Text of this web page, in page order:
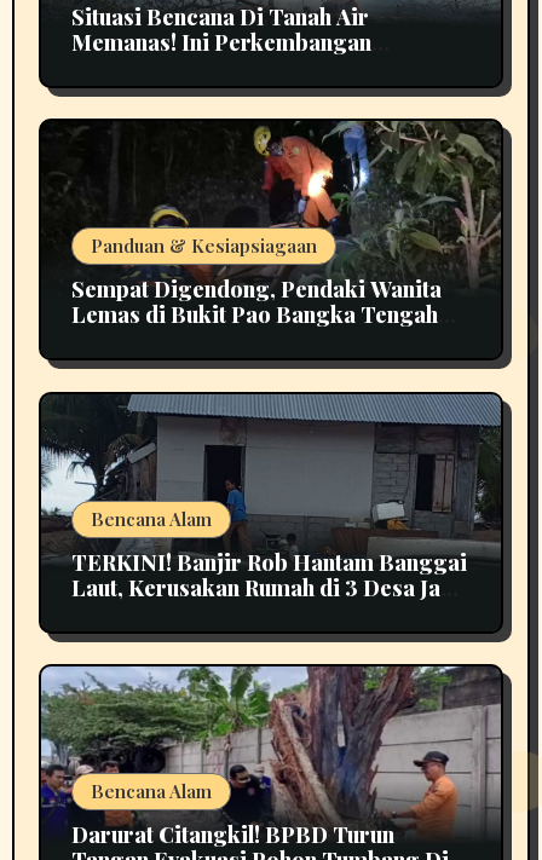
Situasi Bencana Di Tanah Air
Memanas! Ini Perkembangan
Panduan & Kesiapsiagaan
Sempat Digendong, Pendaki Wanita
Lemas di Bukit Pao Bangka Tengah
Bencana Alam
TERKINI! Banjir Rob Hantam Banggai
Laut, Kerusakan Rumah di 3 Desa Jadi
Bencana Alam
Darurat Citangkil! BPBD Turun